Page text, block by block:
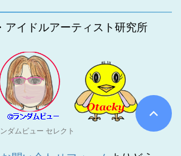
アイドルアーティスト研究所
ダムビュー セレクト